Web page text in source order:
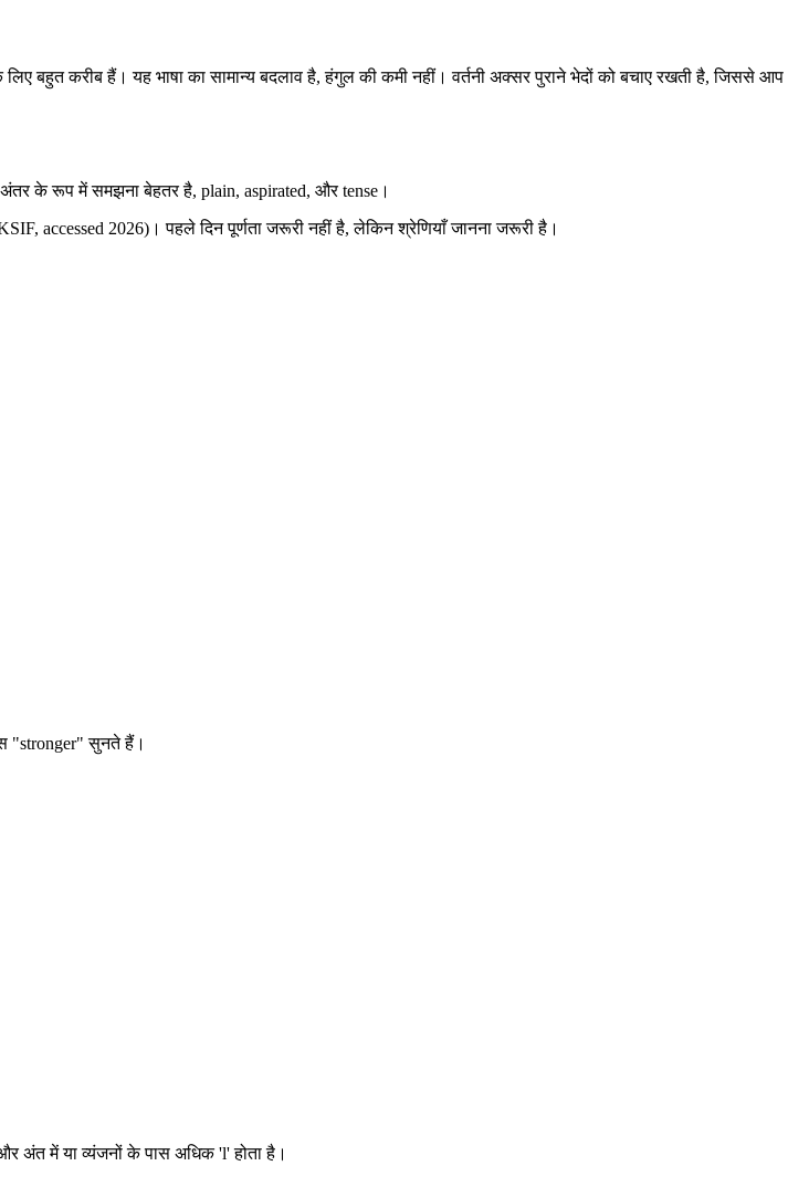
करीब हैं। यह भाषा का सामान्य बदलाव है, हंगुल की कमी नहीं। वर्तनी अक्सर पुराने भेदों को बचाए रखती है, जिससे आप
के रूप में समझना बेहतर है, plain, aspirated, और tense।
accessed 2026)। पहले दिन पूर्णता जरूरी नहीं है, लेकिन श्रेणियाँ जानना जरूरी है।
"stronger" सुनते हैं।
अंत में या व्यंजनों के पास अधिक 'l' होता है।